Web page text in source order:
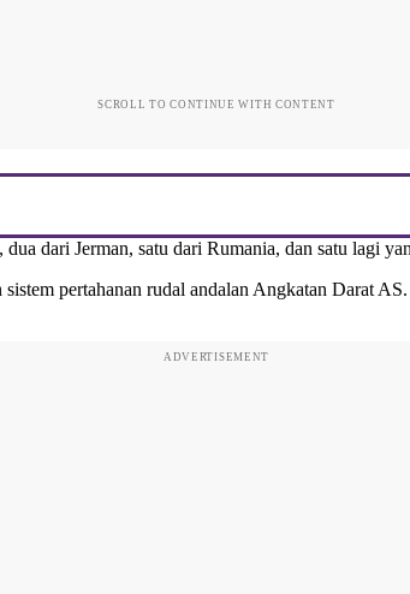
SCROLL TO CONTINUE WITH CONTENT
dari Jerman, satu dari Rumania, dan satu lagi
pertahanan rudal andalan Angkatan Darat
ADVERTISEMENT